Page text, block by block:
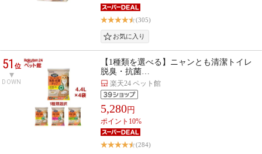
(305)
51位
DOWN
【1種類を選べる】ニャンとも清潔トイレ
脱臭・抗菌…
楽天24 ペット館
5,280円
ポイント10%
(284)